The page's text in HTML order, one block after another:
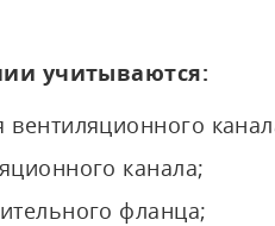
учитываются:
канала;
фланца;